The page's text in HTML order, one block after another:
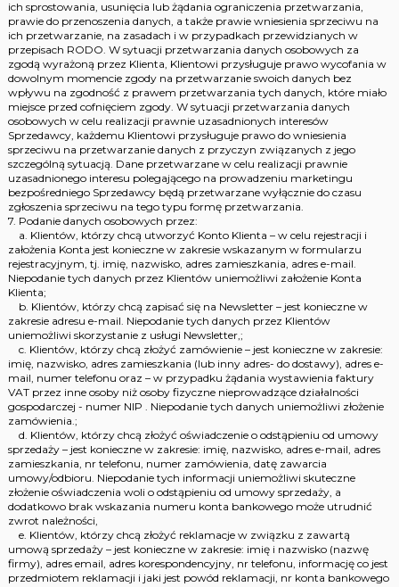
ich sprostowania, usunięcia lub żądania ograniczenia przetwarzania,
prawie do przenoszenia danych, a także prawie wniesienia sprzeciwu na
ich przetwarzanie, na zasadach i w przypadkach przewidzianych w
przepisach RODO. W sytuacji przetwarzania danych osobowych za
zgodą wyrażoną przez Klienta, Klientowi przysługuje prawo wycofania w
dowolnym momencie zgody na przetwarzanie swoich danych bez
wpływu na zgodność z prawem przetwarzania tych danych, które miało
miejsce przed cofnięciem zgody. W sytuacji przetwarzania danych
osobowych w celu realizacji prawnie uzasadnionych interesów
Sprzedawcy, każdemu Klientowi przysługuje prawo do wniesienia
sprzeciwu na przetwarzanie danych z przyczyn związanych z jego
szczególną sytuacją. Dane przetwarzane w celu realizacji prawnie
uzasadnionego interesu polegającego na prowadzeniu marketingu
bezpośredniego Sprzedawcy będą przetwarzane wyłącznie do czasu
zgłoszenia sprzeciwu na tego typu formę przetwarzania.
7. Podanie danych osobowych przez:
a. Klientów, którzy chcą utworzyć Konto Klienta – w celu rejestracji i
założenia Konta jest konieczne w zakresie wskazanym w formularzu
rejestracyjnym, tj. imię, nazwisko, adres zamieszkania, adres e-mail.
Niepodanie tych danych przez Klientów uniemożliwi założenie Konta
Klienta;
b. Klientów, którzy chcą zapisać się na Newsletter – jest konieczne w
zakresie adresu e-mail. Niepodanie tych danych przez Klientów
uniemożliwi skorzystanie z usługi Newsletter,;
c. Klientów, którzy chcą złożyć zamówienie – jest konieczne w zakresie:
imię, nazwisko, adres zamieszkania (lub inny adres- do dostawy), adres e-
mail, numer telefonu oraz – w przypadku żądania wystawienia faktury
VAT przez inne osoby niż osoby fizyczne nieprowadzące działalności
gospodarczej - numer NIP . Niepodanie tych danych uniemożliwi złożenie
zamówienia.;
d. Klientów, którzy chcą złożyć oświadczenie o odstąpieniu od umowy
sprzedaży – jest konieczne w zakresie: imię, nazwisko, adres e-mail, adres
zamieszkania, nr telefonu, numer zamówienia, datę zawarcia
umowy/odbioru. Niepodanie tych informacji uniemożliwi skuteczne
złożenie oświadczenia woli o odstąpieniu od umowy sprzedaży, a
dodatkowo brak wskazania numeru konta bankowego może utrudnić
zwrot należności,
e. Klientów, którzy chcą złożyć reklamacje w związku z zawartą
umową sprzedaży – jest konieczne w zakresie: imię i nazwisko (nazwę
firmy), adres email, adres korespondencyjny, nr telefonu, informację co jest
przedmiotem reklamacji i jaki jest powód reklamacji, nr konta bankowego